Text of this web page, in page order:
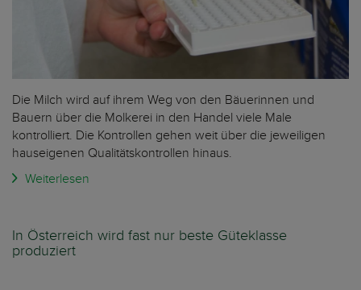
Die Milch wird auf ihrem Weg von den Bäuerinnen und
Bauern über die Molkerei in den Handel viele Male
kontrolliert. Die Kontrollen gehen weit über die jeweiligen
hauseigenen Qualitätskontrollen hinaus.
Weiterlesen
In Österreich wird fast nur beste Güteklasse
produziert